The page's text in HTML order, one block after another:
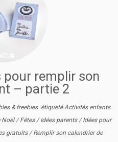
pour remplir son
– partie 2
& freebies étiqueté Activités enfants
Noël /Fêtes /Idées parents /Idées pour
gratuits /Remplir son calendrier de